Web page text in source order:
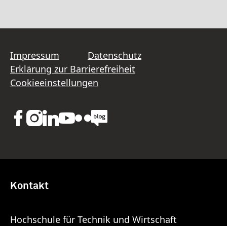
Impressum
Datenschutz
Erklärung zur Barrierefreiheit
Cookieeinstellungen
Kontakt
Hochschule für Technik und Wirtschaft